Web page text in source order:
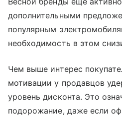
дополнительными
популярным
необходимость в этом
Чем выше интерес
мотивации у продавцов
уровень дисконта. Это
подорожание, даже если